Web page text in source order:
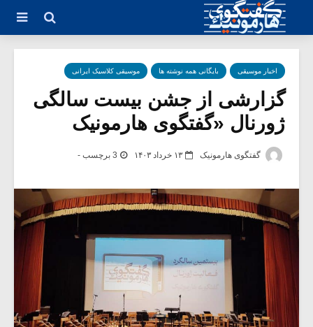
اخبار موسیقی بایگانی همه نوشته ها موسیقی کلاسیک ایرانی
گزارشی از جشن بیست سالگی
ژورنال «گفتگوی هارمونیک
گفتگوی هارمونیک ۱۳ خرداد ۱۴۰۳ 3 برچسب -